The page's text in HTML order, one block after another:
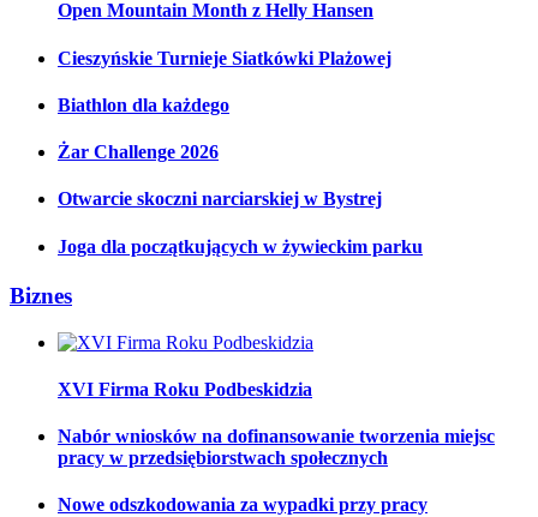
Open Mountain Month z Helly Hansen
Cieszyńskie Turnieje Siatkówki Plażowej
Biathlon dla każdego
Żar Challenge 2026
Otwarcie skoczni narciarskiej w Bystrej
Joga dla początkujących w żywieckim parku
Biznes
XVI Firma Roku Podbeskidzia
Nabór wniosków na dofinansowanie tworzenia miejsc
pracy w przedsiębiorstwach społecznych
Nowe odszkodowania za wypadki przy pracy